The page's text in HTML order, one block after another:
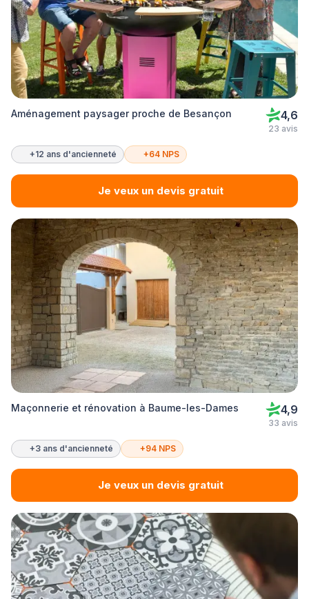
Aménagement paysager proche de Besançon 4,6
23 avis
+12 ans d'ancienneté +64 NPS
Je veux un devis gratuit
Maçonnerie et rénovation à Baume-les-Dames 4,9
33 avis
+3 ans d'ancienneté +94 NPS
Je veux un devis gratuit